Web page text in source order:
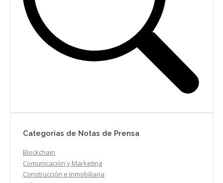
Categorías de Notas de Prensa
Blockchain
Comunicación y Marketing
Construcción e Inmobiliaria